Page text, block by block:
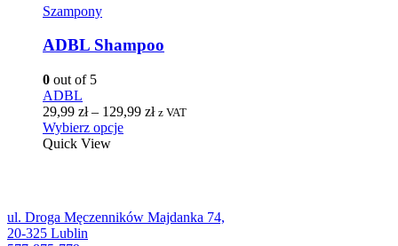
Szampony
ADBL Shampoo
0 out of 5
ADBL
29,99 zł– 129,99 zł z VAT
Wybierz opcje
Quick View
ul. Droga Męczenników Majdanka 74,
20-325 Lublin